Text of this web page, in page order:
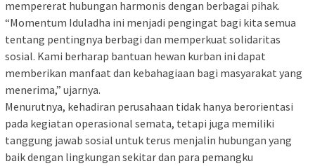
mempererat hubungan harmonis dengan berbagai pihak.
“Momentum Iduladha ini menjadi pengingat bagi kita semua
tentang pentingnya berbagi dan memperkuat solidaritas
sosial. Kami berharap bantuan hewan kurban ini dapat
memberikan manfaat dan kebahagiaan bagi masyarakat yang
menerima,” ujarnya.
Menurutnya, kehadiran perusahaan tidak hanya berorientasi
pada kegiatan operasional semata, tetapi juga memiliki
tanggung jawab sosial untuk terus menjalin hubungan yang
baik dengan lingkungan sekitar dan para pemangku